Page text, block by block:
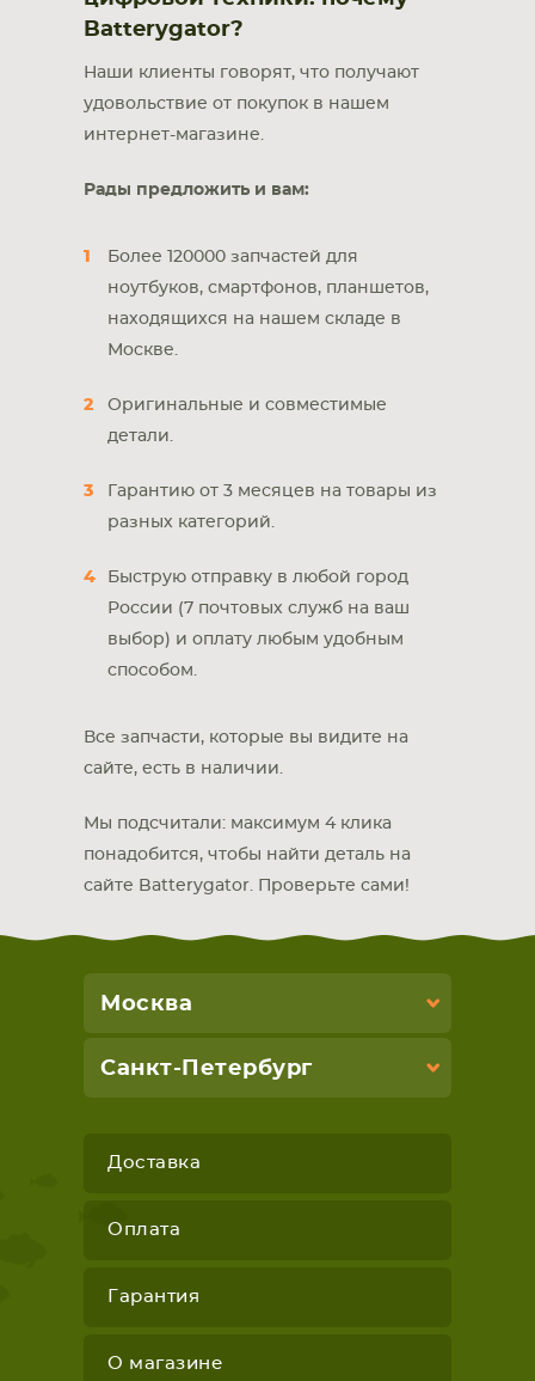
Batterygator?
Наши клиенты говорят, что получают
удовольствие от покупок в нашем
интернет-магазине.
Рады предложить и вам:
Более 120000 запчастей для
ноутбуков, смартфонов, планшетов,
находящихся на нашем складе в
Москве.
Оригинальные и совместимые
детали.
Гарантию от 3 месяцев на товары из
разных категорий.
Быструю отправку в любой город
России (7 почтовых служб на ваш
выбор) и оплату любым удобным
способом.
Все запчасти, которые вы видите на
сайте, есть в наличии.
Мы подсчитали: максимум 4 клика
понадобится, чтобы найти деталь на
сайте Batterygator. Проверьте сами!
Москва
Санкт-Петербург
Доставка
Оплата
Гарантия
О магазине